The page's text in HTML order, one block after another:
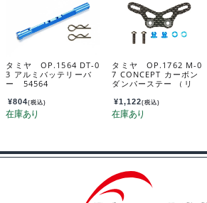
タミヤ OP.1564 DT-0
3 アルミバッテリーバ
ー 54564
¥804(税込)
タミヤ OP.1762 M-0
7 CONCEPT カーボン
ダンパーステー （リ
¥1,122(税込)